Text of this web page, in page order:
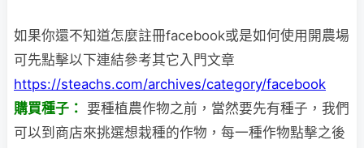
如果你還不知道怎麼註冊facebook或是如何使用開農場
可先點擊以下連結參考其它入門文章
https://steachs.com/archives/category/facebook
購買種子： 要種植農作物之前，當然要先有種子，我們
可以到商店來挑選想栽種的作物，每一種作物點擊之後